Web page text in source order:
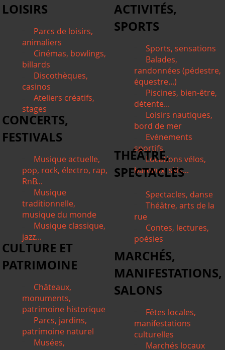
LOISIRS
Parcs de loisirs,
animaliers
Cinémas, bowlings,
billards
Discothèques,
casinos
Ateliers créatifs,
stages
ACTIVITÉS,
SPORTS
Sports, sensations
Balades,
randonnées (pédestre,
équestre...)
Piscines, bien-être,
détente...
Loisirs nautiques,
bord de mer
Evénements
sportifs
Locations vélos,
bateaux, skis...
CONCERTS,
FESTIVALS
Musique actuelle,
pop, rock, électro, rap,
RnB...
Musique
traditionnelle,
musique du monde
Musique classique,
jazz...
THÉÂTRE,
SPECTACLES
Spectacles, danse
Théâtre, arts de la
rue
Contes, lectures,
poésies
CULTURE ET
PATRIMOINE
Châteaux,
monuments,
patrimoine historique
Parcs, jardins,
patrimoine naturel
Musées,
MARCHÉS,
MANIFESTATIONS,
SALONS
Fêtes locales,
manifestations
culturelles
Marchés locaux